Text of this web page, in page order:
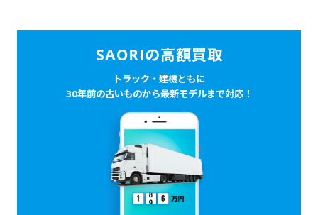
SAORIの高額買取
トラック・建機ともに
30年前の古いものから最新モデルまで対応！